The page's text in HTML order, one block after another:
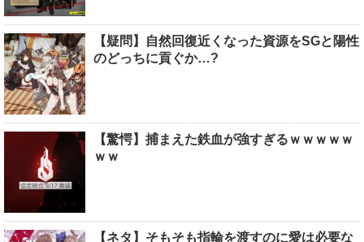
【疑問】自然回復近くなった資源をSGと陽性
のどっちに貢ぐか…?
【驚愕】捕まえた鉄血が強すぎるｗｗｗｗｗ
ｗｗ
【ネタ】そもそも指輪を渡すのに愛は必要な